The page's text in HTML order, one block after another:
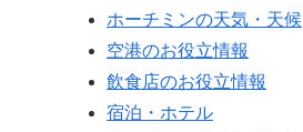
ホーチミンの天気・天候
空港のお役立情報
飲食店のお役立情報
宿泊・ホテル